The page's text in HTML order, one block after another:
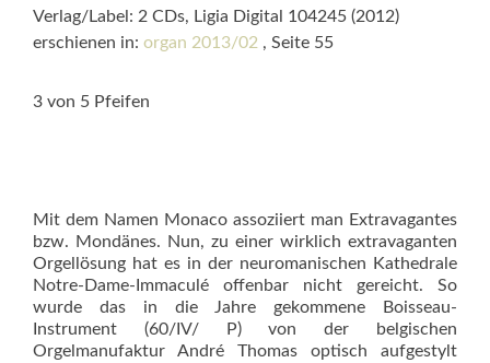
Verlag/Label: 2 CDs, Ligia Digital 104245 (2012)
erschienen in: organ 2013/02 , Seite 55
3 von 5 Pfeifen
Mit dem Namen Monaco assoziiert man Extravagantes
bzw. Mondänes. Nun, zu einer wirklich extravaganten
Orgellösung hat es in der neuromanischen Kathedrale
Notre-Dame-Immaculé offenbar nicht gereicht. So
wurde das in die Jahre gekommene Boisseau-
Instrument (60/IV/ P) von der belgischen
Orgelmanufaktur André Thomas optisch aufgestylt